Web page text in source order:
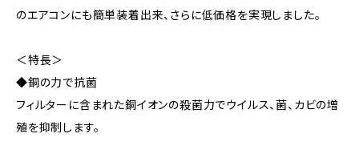
のエアコンにも簡単装着出来、さらに低価格を実現しました。
＜特長＞
◆銅の力で抗菌
フィルターに含まれた銅イオンの殺菌力でウイルス、菌、カビの増
殖を抑制します。